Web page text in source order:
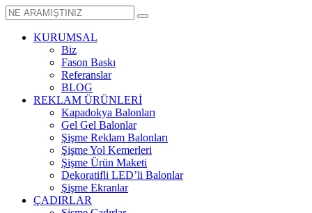
KURUMSAL
Biz
Fason Baskı
Referanslar
BLOG
REKLAM ÜRÜNLERİ
Kapadokya Balonları
Gel Gel Balonlar
Şişme Reklam Balonları
Şişme Yol Kemerleri
Şişme Ürün Maketi
Dekoratifli LED’li Balonlar
Şişme Ekranlar
ÇADIRLAR